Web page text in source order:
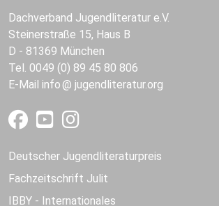
Dachverband Jugendliteratur e.V.
Steinerstraße 15, Haus B
D - 81369 München
Tel. 0049 (0) 89 45 80 806
E-Mail info jugendliteratur.org
Deutscher Jugendliteraturpreis
Fachzeitschrift Julit
IBBY - Internationales